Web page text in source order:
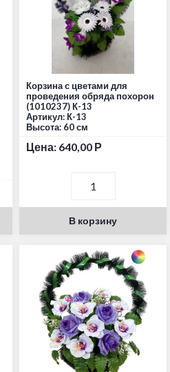
Корзина с цветами для
проведения обряда похорон
(1010237) К-13
Артикул: К-13
Высота: 60 см
Цена: 640,00 Р
В корзину